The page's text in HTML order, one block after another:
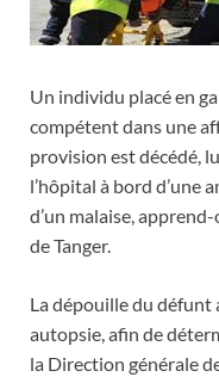
Un individu placé en
compétent dans une
provision est décédé,
l’hôpital à bord d’une
d’un malaise,
de Tanger.
La dépouille du défunt
autopsie, afin de
la Direction générale